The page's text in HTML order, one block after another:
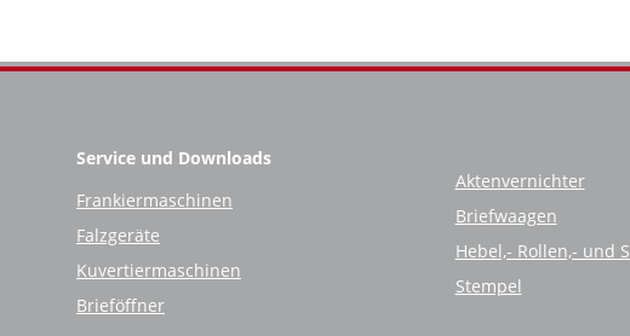
Service und Downloads
Frankiermaschinen
Falzgeräte
Kuvertiermaschinen
Brieföffner
Aktenvernichter
Briefwaagen
Hebel,- Rollen,- und
Stempel